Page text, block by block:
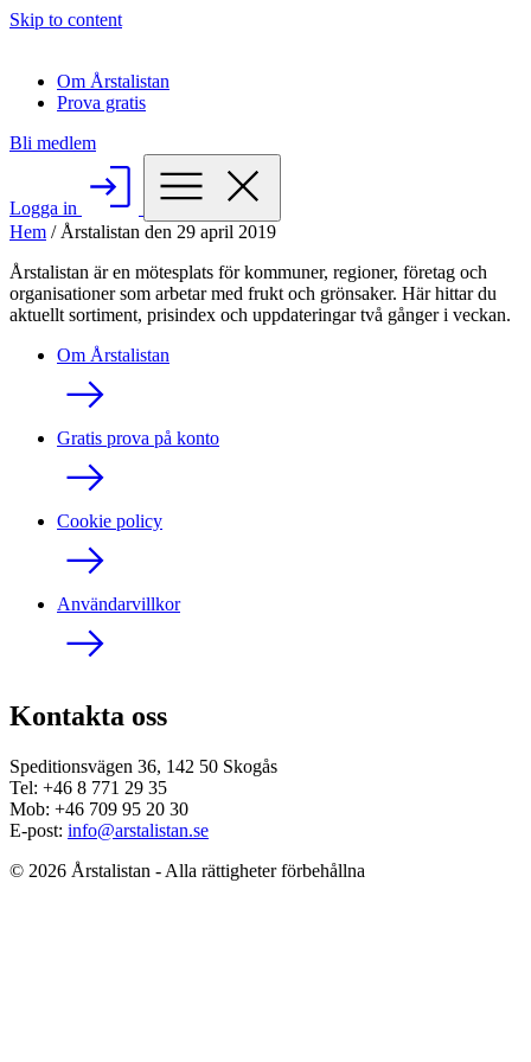
Skip to content
Om Årstalistan
Prova gratis
Bli medlem
Logga in
Hem / Årstalistan den 29 april 2019
Årstalistan är en mötesplats för kommuner, regioner, företag och
organisationer som arbetar med frukt och grönsaker. Här hittar du
aktuellt sortiment, prisindex och uppdateringar två gånger i veckan.
Om Årstalistan
Gratis prova på konto
Cookie policy
Användarvillkor
Kontakta oss
Speditionsvägen 36, 142 50 Skogås
Tel: +46 8 771 29 35
Mob: +46 709 95 20 30
E-post: info@arstalistan.se
© 2026 Årstalistan - Alla rättigheter förbehållna